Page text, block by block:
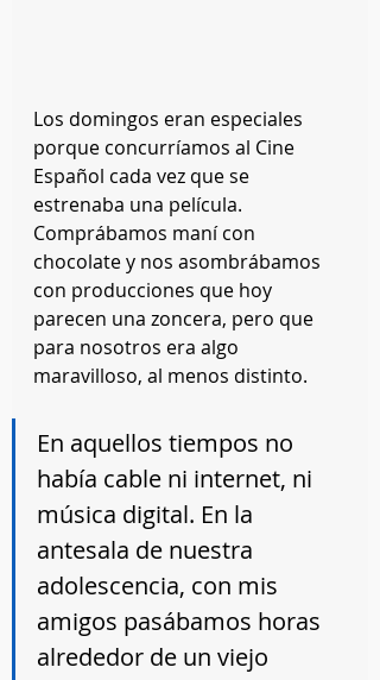
Los domingos eran especiales
porque concurríamos al Cine
Español cada vez que se
estrenaba una película.
Comprábamos maní con
chocolate y nos asombrábamos
con producciones que hoy
parecen una zoncera, pero que
para nosotros era algo
maravilloso, al menos distinto.
En aquellos tiempos no
había cable ni internet, ni
música digital. En la
antesala de nuestra
adolescencia, con mis
amigos pasábamos horas
alrededor de un viejo